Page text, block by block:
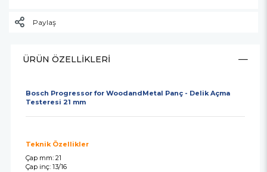
Paylaş
ÜRÜN ÖZELLIKLERI
Bosch Progressor for WoodandMetal Panç - Delik Açma
Testeresi 21 mm
Teknik Özellikler
Çap mm: 21
Çap inç: 13/16